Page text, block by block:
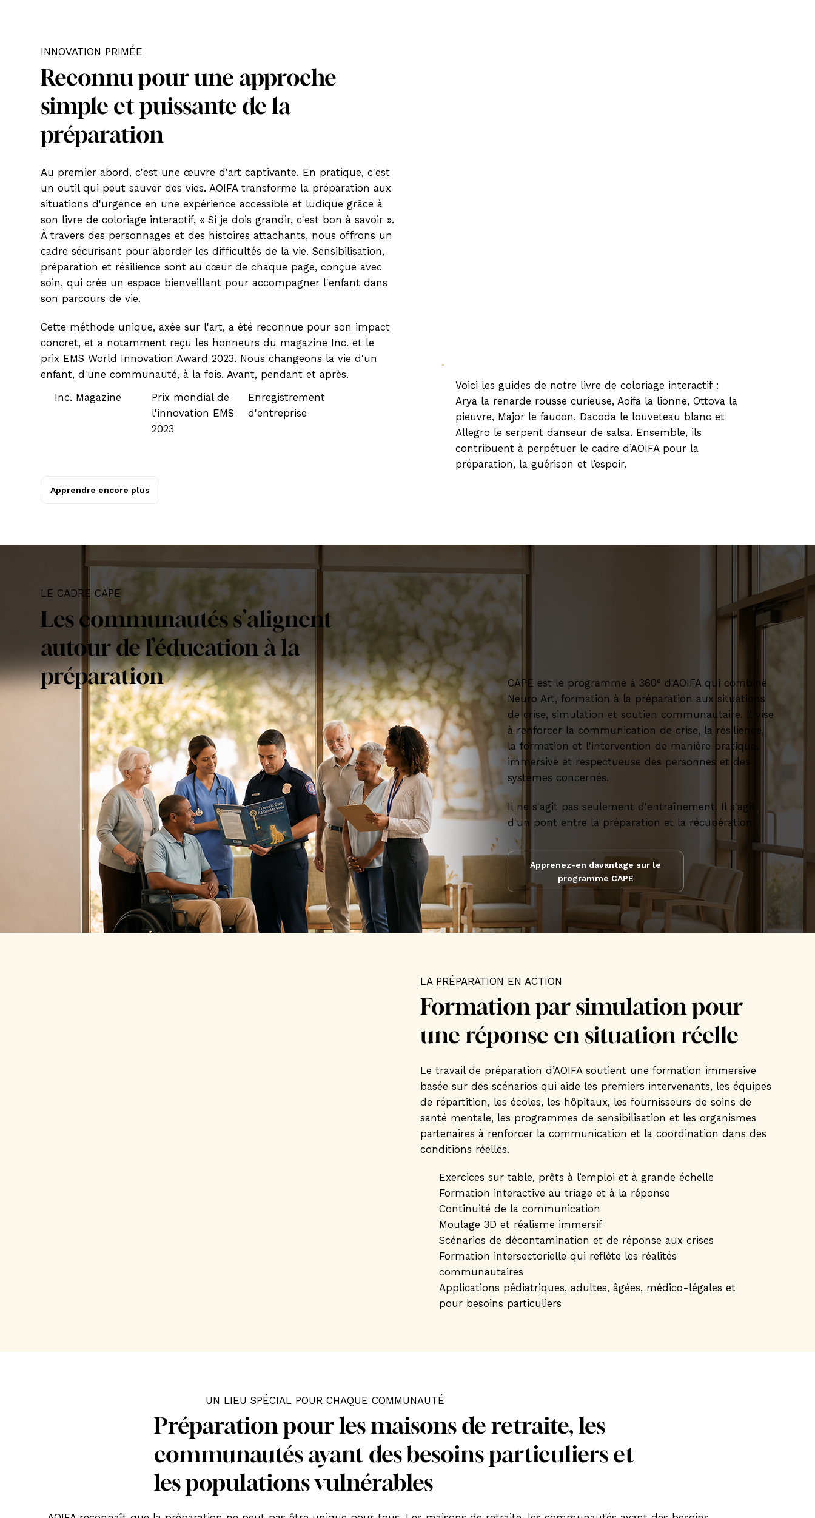
INNOVATION PRIMÉE
Reconnu pour une approche
simple et puissante de la
préparation
Au premier abord, c'est une œuvre d'art captivante. En pratique, c'est
un outil qui peut sauver des vies. AOIFA transforme la préparation aux
situations d'urgence en une expérience accessible et ludique grâce à
son livre de coloriage interactif, « Si je dois grandir, c'est bon à savoir ».
À travers des personnages et des histoires attachants, nous offrons un
cadre sécurisant pour aborder les difficultés de la vie. Sensibilisation,
préparation et résilience sont au cœur de chaque page, conçue avec
soin, qui crée un espace bienveillant pour accompagner l'enfant dans
son parcours de vie.
Cette méthode unique, axée sur l'art, a été reconnue pour son impact
concret, et a notamment reçu les honneurs du magazine Inc. et le
prix EMS World Innovation Award 2023. Nous changeons la vie d'un
enfant, d'une communauté, à la fois. Avant, pendant et après.
Inc. Magazine
Prix ​​mondial de
l'innovation EMS
2023
Enregistrement
d'entreprise
Apprendre encore plus
Voici les guides de notre livre de coloriage interactif :
Arya la renarde rousse curieuse, Aoifa la lionne, Ottova la
pieuvre, Major le faucon, Dacoda le louveteau blanc et
Allegro le serpent danseur de salsa. Ensemble, ils
contribuent à perpétuer le cadre d’AOIFA pour la
préparation, la guérison et l’espoir.
LE CADRE CAPE
Les communautés s’alignent
autour de l’éducation à la
préparation
CAPE est le programme à 360° d'AOIFA qui combine
Neuro Art, formation à la préparation aux situations
de crise, simulation et soutien communautaire. Il vise
à renforcer la communication de crise, la résilience,
la formation et l'intervention de manière pratique,
immersive et respectueuse des personnes et des
systèmes concernés.
Il ne s'agit pas seulement d'entraînement. Il s'agit
d'un pont entre la préparation et la récupération.
Apprenez-en davantage sur le
programme CAPE
LA PRÉPARATION EN ACTION
Formation par simulation pour
une réponse en situation réelle
Le travail de préparation d’AOIFA soutient une formation immersive
basée sur des scénarios qui aide les premiers intervenants, les équipes
de répartition, les écoles, les hôpitaux, les fournisseurs de soins de
santé mentale, les programmes de sensibilisation et les organismes
partenaires à renforcer la communication et la coordination dans des
conditions réelles.
Exercices sur table, prêts à l’emploi et à grande échelle
Formation interactive au triage et à la réponse
Continuité de la communication
Moulage 3D et réalisme immersif
Scénarios de décontamination et de réponse aux crises
Formation intersectorielle qui reflète les réalités
communautaires
Applications pédiatriques, adultes, âgées, médico-légales et
pour besoins particuliers
UN LIEU SPÉCIAL POUR CHAQUE COMMUNAUTÉ
Préparation pour les maisons de retraite, les
communautés ayant des besoins particuliers et
les populations vulnérables